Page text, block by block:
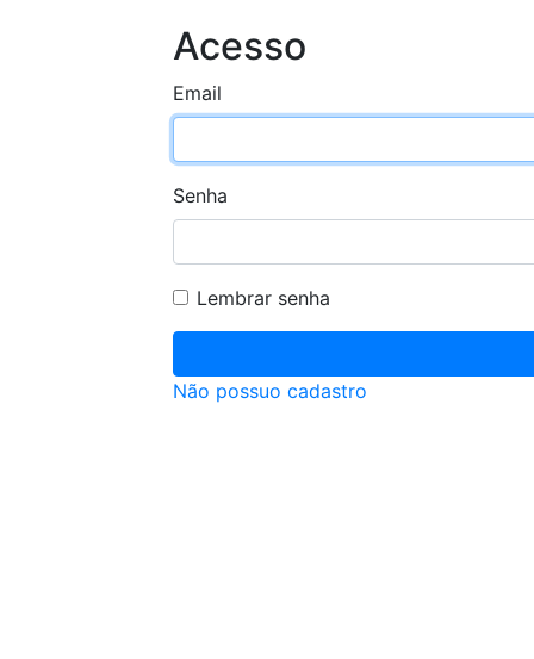
Acesso
Email
Senha
Lembrar senha
Não possuo cadastro